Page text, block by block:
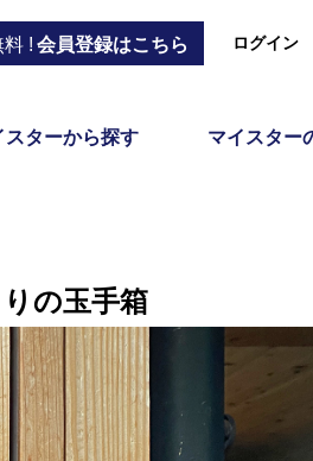
料 ! 会員登録はこちら ログイン
スターから探す マイスター
の玉手箱